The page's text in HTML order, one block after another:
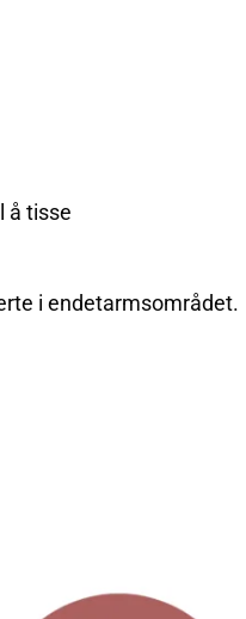
å tisse
i endetarmsområdet.